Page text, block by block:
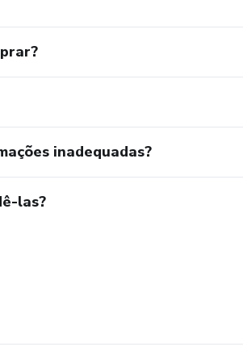
inadequadas?
las?